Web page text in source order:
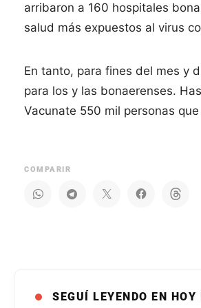
arribaron a 160 hospitales
salud más expuestos al virus
En tanto, para fines del mes y
para los y las bonaerenses.
Vacunate 550 mil personas
COMPARIR
SEGUÍ LEYENDO EN HOY